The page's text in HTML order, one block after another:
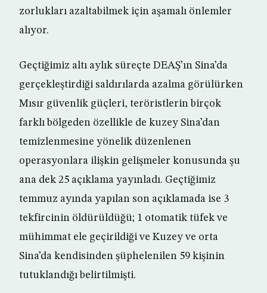
zorlukları azaltabilmek için aşamalı önlemler
alıyor.
Geçtiğimiz altı aylık süreçte DEAŞ’ın Sina’da
gerçekleştirdiği saldırılarda azalma görülürken
Mısır güvenlik güçleri, teröristlerin birçok
farklı bölgeden özellikle de kuzey Sina’dan
temizlenmesine yönelik düzenlenen
operasyonlara ilişkin gelişmeler konusunda şu
ana dek 25 açıklama yayınladı. Geçtiğimiz
temmuz ayında yapılan son açıklamada ise 3
tekfircinin öldürüldüğü; 1 otomatik tüfek ve
mühimmat ele geçirildiği ve Kuzey ve orta
Sina’da kendisinden şüphelenilen 59 kişinin
tutuklandığı belirtilmişti.